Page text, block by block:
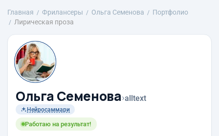
Главная Фрилансеры Ольга Семенова
Портфолио
Лирическая проза
Ольга Семенова›alltext
Нейросаммари
Работаю на результат!